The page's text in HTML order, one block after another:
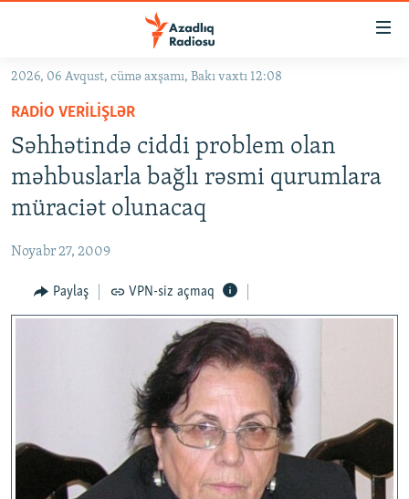
Əsas
qayıt
Əsas
naviqasiyaya
qayıt
Axtarışa
GÜNDƏM
#İZAHLA
KORRUPSIOMETR
#ƏSLINDƏ
QANUNI DOĞRU
ARAŞDIRMA
KARIKATURA
AZƏRBAYCAN ƏDƏBIYYATI KITABXANASI
İSLAM VƏ DEMOKRATIYA
İZ - MƏDƏNIYYƏT PROQRAMI
PEŞƏ ETIKASI VƏ JURNALISTIKA STANDARTLARIMIZ
MATERIALLARIMIZDAN ISTIFADƏ
BIZI IZLƏ
2026, 06 Avqust, cümə axşamı, Bakı vaxtı 12:08
RADIO VERILIŞLƏR
Səhhətində ciddi problem olan
məhbuslarla bağlı rəsmi qurumlara
müraciət olunacaq
Noyabr 27, 2009
Paylaş VPN-siz açmaq